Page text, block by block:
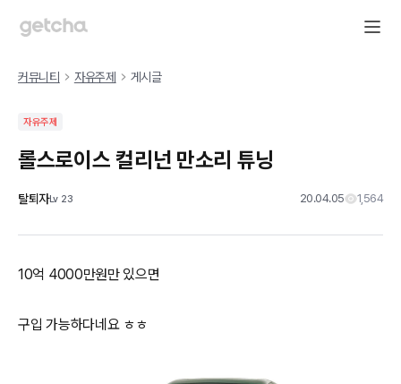
커뮤니티 자유주제 게시글
자유주제
롤스로이스 컬리넌 만소리 튜닝
탈퇴자Lv 23 20.04.05 1,564
10억 4000만원만 있으면
구입 가능하다네요 ㅎㅎ